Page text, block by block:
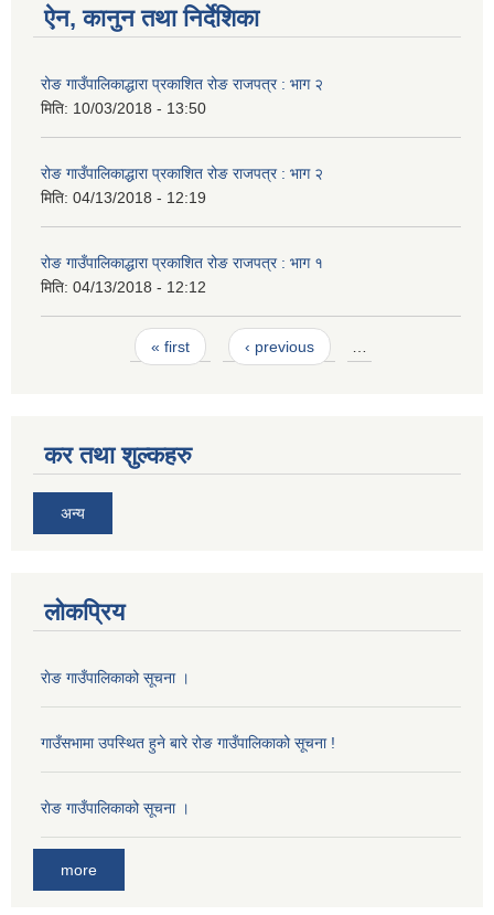
ऐन, कानुन तथा निर्देशिका
रोङ गाउँपालिकाद्धारा प्रकाशित रोङ राजपत्र : भाग २
मिति: 10/03/2018 - 13:50
रोङ गाउँपालिकाद्धारा प्रकाशित रोङ राजपत्र : भाग २
मिति: 04/13/2018 - 12:19
रोङ गाउँपालिकाद्धारा प्रकाशित रोङ राजपत्र : भाग १
मिति: 04/13/2018 - 12:12
« first ‹ previous …
कर तथा शुल्कहरु
अन्य
लोकप्रिय
राेङ गाउँपालिकाको सूचना ।
गाउँसभामा उपस्थित हुने बारे रोङ गाउँपालिकाको सूचना !
राेङ गाउँपालिकाको सूचना ।
more